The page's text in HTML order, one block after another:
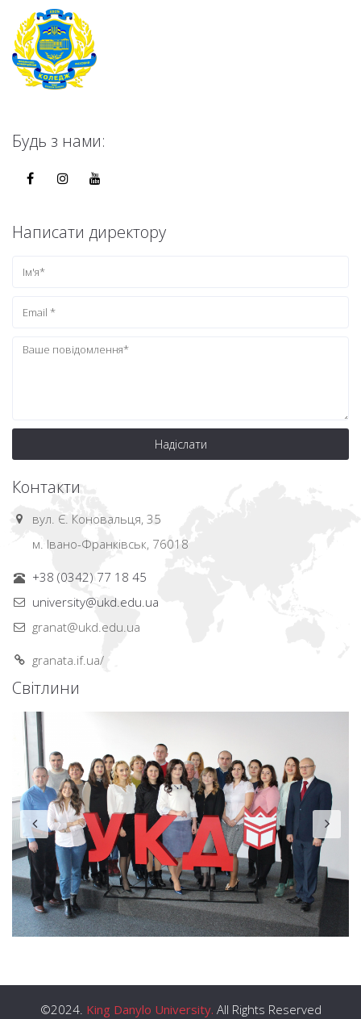
Будь з нами:
Написати директору
Надіслати
Контакти
вул. Є. Коновальця, 35
м. Івано-Франківськ, 76018
+38 (0342) 77 18 45
university@ukd.edu.ua
granat@ukd.edu.ua
granata.if.ua/
Світлини
©2024. King Danylo University. All Rights Reserved